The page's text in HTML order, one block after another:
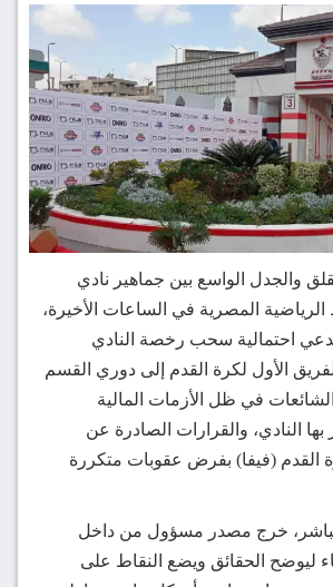
والجدل الواسع بين جماهير نادي
الرياضية المصرية في الساعات الأخيرة،
احتمالية سحب رخصة النادي
الأول لكرة القدم إلى دوري القسم
الشائعات في ظل الأزمات المالية
بها النادي، والقرارات الصادرة عن
القدم (فيفا) بفرض عقوبات متكررة
خرج مصدر مسؤول من داخل
ليوضح الحقائق ويضع النقاط على